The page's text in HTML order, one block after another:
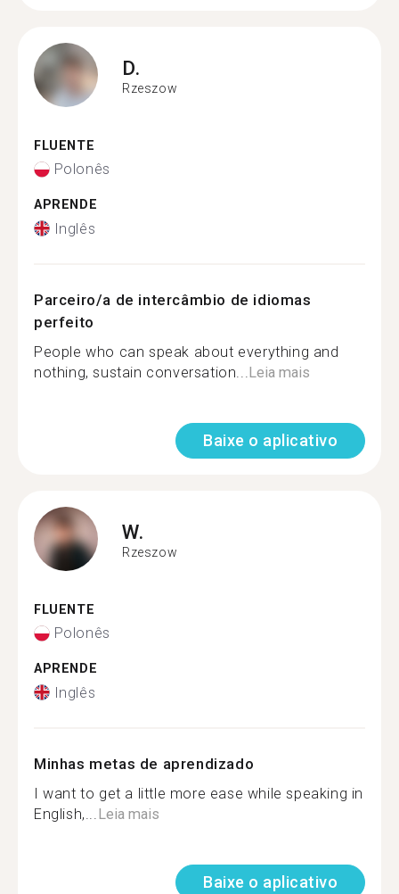
D.
Rzeszow
FLUENTE
Polonês
APRENDE
Inglês
Parceiro/a de intercâmbio de idiomas
perfeito
People who can speak about everything and
nothing, sustain conversation... Leia mais
Baixe o aplicativo
W.
Rzeszow
FLUENTE
Polonês
APRENDE
Inglês
Minhas metas de aprendizado
I want to get a little more ease while speaking in
English,... Leia mais
Baixe o aplicativo